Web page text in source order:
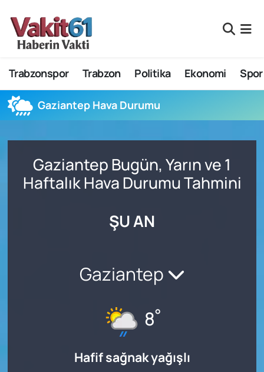
Trabzonspor Trabzon Politika Ekonomi Spor
Gaziantep Hava Durumu
Gaziantep Bugün, Yarın ve 1
Haftalık Hava Durumu Tahmini
ŞU AN
Gaziantep
8°
Hafif sağnak yağışlı
Nöbetçi Eczaneler
Hava Durumu
Namaz Vakitleri
Süper Lig Puan Durumu ve Fikstür
Son Dakika Haberleri